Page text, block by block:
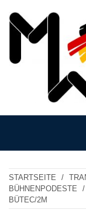
content
MW-
products for
STARTSEITE /
BÜHNENPODESTE
/
BÜTEC/2M